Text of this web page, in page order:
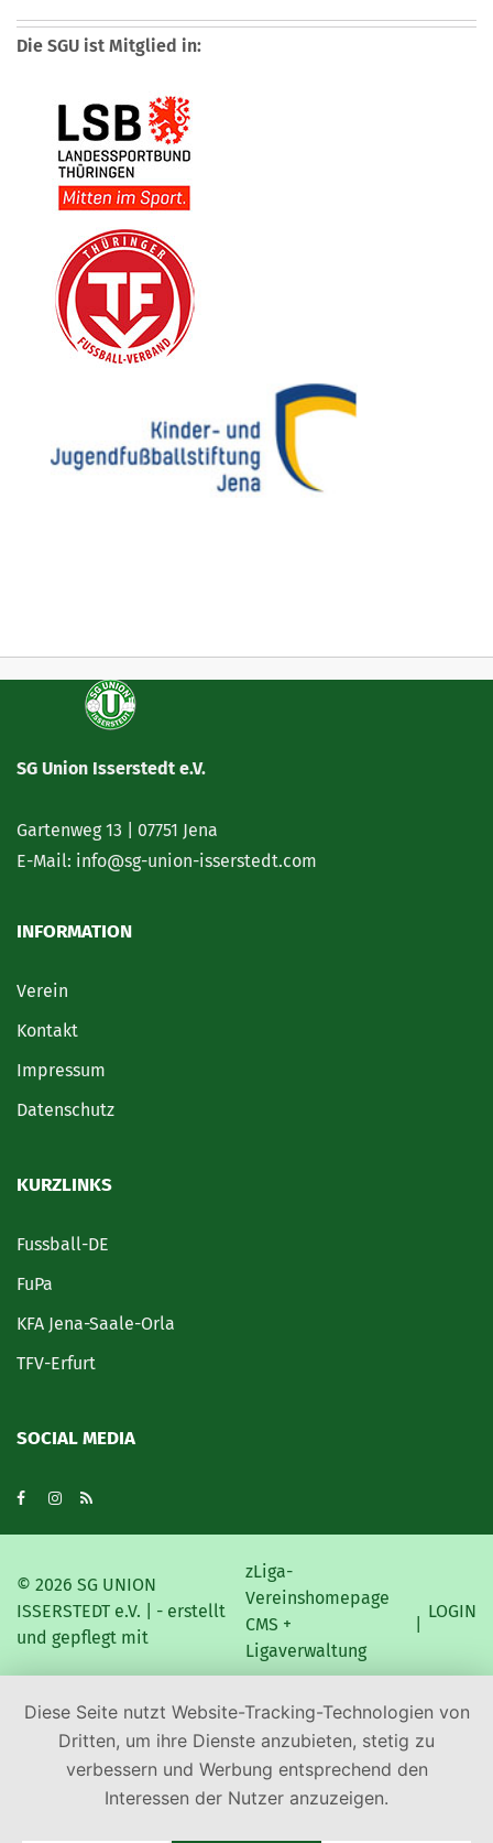
Die SGU ist Mitglied in:
SG Union Isserstedt e.V.
Gartenweg 13 | 07751 Jena
E-Mail: info@sg-union-isserstedt.com
INFORMATION
Verein
Kontakt
Impressum
Datenschutz
KURZLINKS
Fussball-DE
FuPa
KFA Jena-Saale-Orla
TFV-Erfurt
SOCIAL MEDIA
© 2026 SG UNION
ISSERSTEDT e.V. | - erstellt
und gepflegt mit
zLiga-
Vereinshomepage
CMS +
Ligaverwaltung
LOGIN
Diese Seite nutzt Website-Tracking-Technologien von
Dritten, um ihre Dienste anzubieten, stetig zu
verbessern und Werbung entsprechend den
Interessen der Nutzer anzuzeigen.